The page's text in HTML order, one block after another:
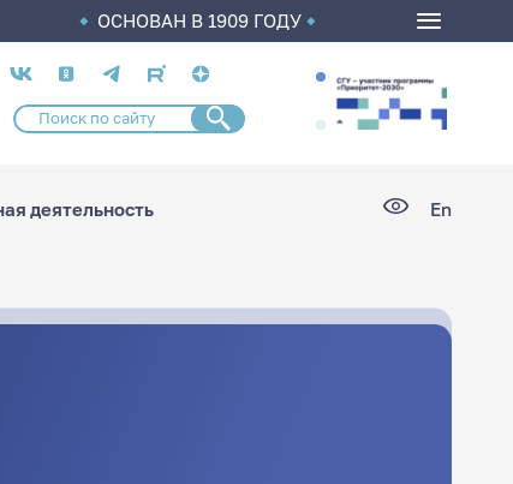
ОСНОВАН В 1909 ГОДУ
Социальные
сети
деятельность En